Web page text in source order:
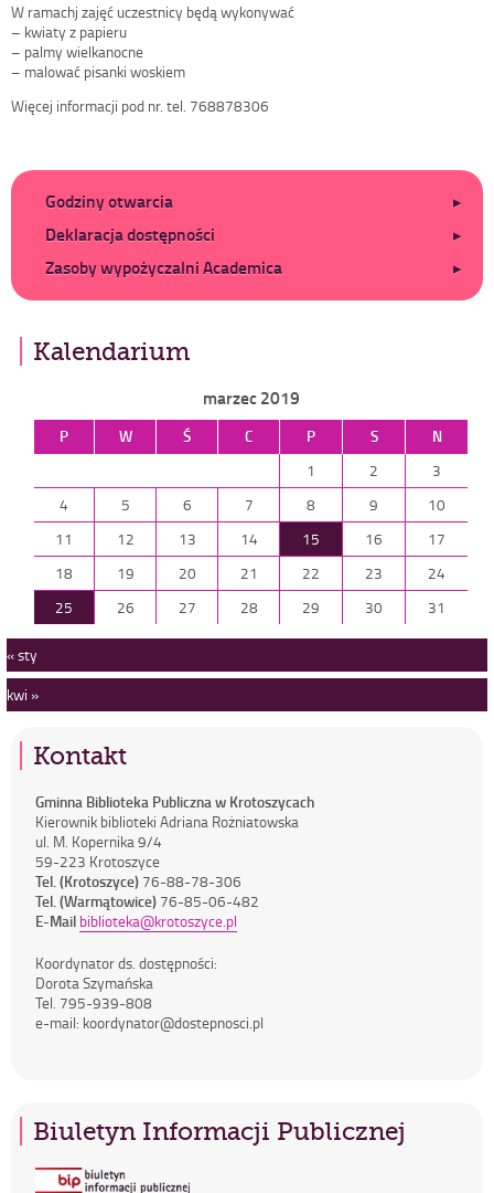
W ramachj zajęć uczestnicy będą wykonywać
– kwiaty z papieru
– palmy wielkanocne
– malować pisanki woskiem
Więcej informacji pod nr. tel. 768878306
Dodatkowe
Godziny otwarcia
Deklaracja dostępności
Zasoby wypożyczalni Academica
Kalendarium
marzec 2019
P W Ś C P S
N
1
2
3
4
5 6 7 8 9
10
11
12 13 14 15 16
17
18
19 20 21 22 23
24
25
26 27 28 29 30 31
« sty
kwi »
Kontakt
Gminna Biblioteka Publiczna w Krotoszycach
Kierownik biblioteki Adriana Rożniatowska
ul. M. Kopernika 9/4
59-223 Krotoszyce
Tel. (Krotoszyce) 76-88-78-306
Tel. (Warmątowice) 76-85-06-482
E-Mail biblioteka@krotoszyce.pl
Koordynator ds. dostępności:
Dorota Szymańska
Tel. 795-939-808
e-mail: koordynator@dostepnosci.pl
Biuletyn Informacji Publicznej